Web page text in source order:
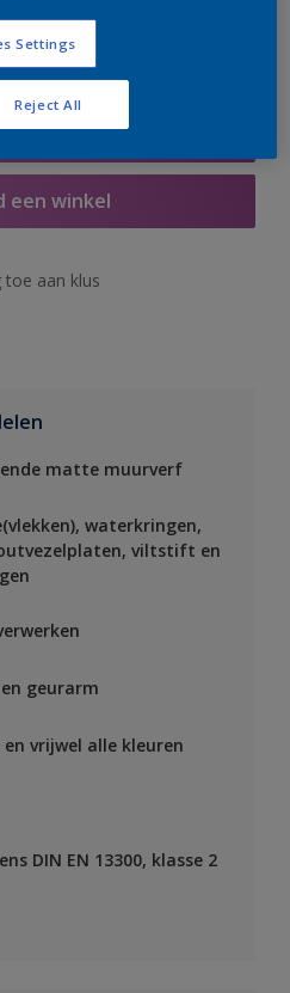
een winkel
toe aan klus
matte muurverf
waterkringen,
viltstift en
geurarm
vrijwel alle kleuren
DIN EN 13300, klasse 2
Settings
Reject All